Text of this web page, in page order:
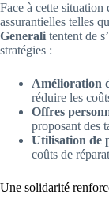
Face à cette situation
assurantielles telles
Generali tentent de
stratégies :
Amélioration
réduire les
Offres
proposant des
Utilisation de
coûts de
Une solidarité